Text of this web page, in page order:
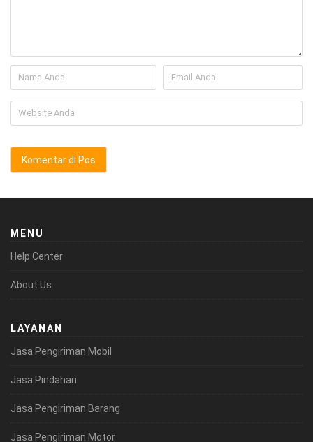
MENU
Help Center
About Us
LAYANAN
Jasa Pengiriman Mobil
Jasa Pindahan
Jasa Pengiriman Barang
Jasa Pengiriman Motor